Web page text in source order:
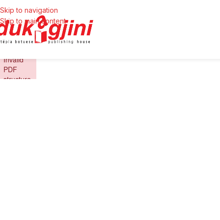
Skip to navigation
Skip to main content